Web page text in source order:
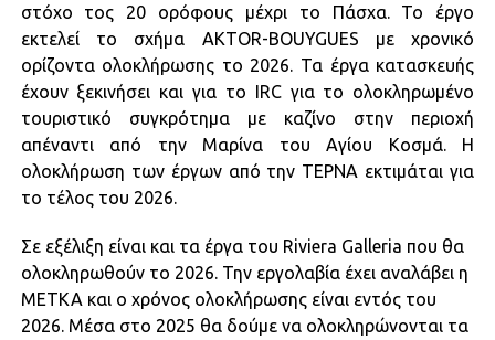
στόχο τος 20 ορόφους μέχρι το Πάσχα. Το έργο
εκτελεί το σχήμα AKTOR-BOUYGUES με χρονικό
ορίζοντα ολοκλήρωσης το 2026. Τα έργα κατασκευής
έχουν ξεκινήσει και για το IRC για το ολοκληρωμένο
τουριστικό συγκρότημα με καζίνο στην περιοχή
απέναντι από την Μαρίνα του Αγίου Κοσμά. Η
ολοκλήρωση των έργων από την ΤΕΡΝΑ εκτιμάται για
το τέλος του 2026.
Σε εξέλιξη είναι και τα έργα του Riviera Galleria που θα
ολοκληρωθούν το 2026. Την εργολαβία έχει αναλάβει η
ΜΕΤΚΑ και ο χρόνος ολοκλήρωσης είναι εντός του
2026. Μέσα στο 2025 θα δούμε να ολοκληρώνονται τα